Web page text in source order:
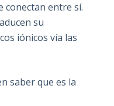
conectan entre sí.
su
iónicos vía las
saber que es la